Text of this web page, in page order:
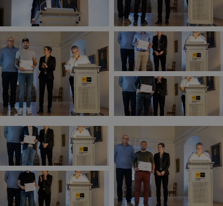
Maxime Voirol, Contremaître construction
avec brevet fédéral
Steve Michellod, Conducteur de travaux
ES
François Moulin, Conducteur de travaux ES
Teikimoeatua Vieux, Conducteur de
travaux ES
Axel Roserens, Conducteur de travaux ES
Dominic Locher, Conducteur de travaux ES
Thomas Imhof, Conducteur de travaux ES
Gian Luca Fux, Conducteur de travaux ES
Daniel Briw, Conducteur de travaux ES